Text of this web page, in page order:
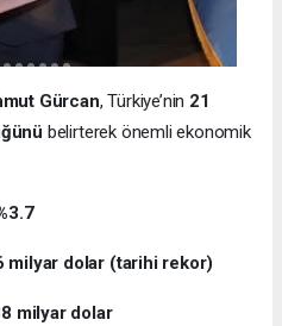
Gürcan, Türkiye’nin 21
belirterek önemli ekonomik
milyar dolar (tarihi rekor)
milyar dolar